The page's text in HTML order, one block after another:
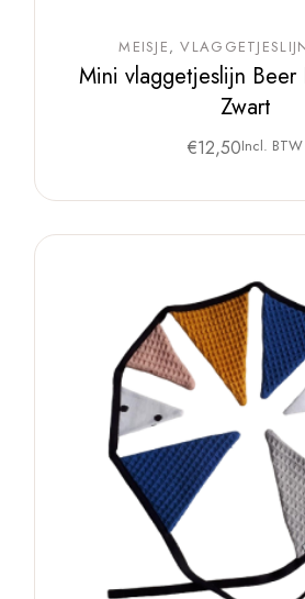
MEISJE
Mini vlaggetjeslijn
Zwart
€12,50Incl. BTW